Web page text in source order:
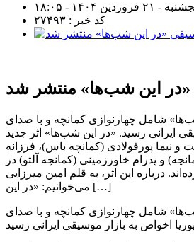
- ۲۱ فروردین ۱۴۰۴ - ۱۸:۰۵
کد خبر : ۲۷۴۹۳
«در این شب‌ها» منتشر شد
شامل چهارنوازی کمانچه و با صدای
ایرانی رسید. «در این شب‌ها» اثر جدید
و نیما پورفولادی (کمانچه باس)، فرزانه
و پدرام خاورزمینی (کمانچه آلتو) در
درباره‌ این اثر، به قلم امین میرزایی
می‌خوانیم: «در این […]
شامل چهارنوازی کمانچه و با صدای